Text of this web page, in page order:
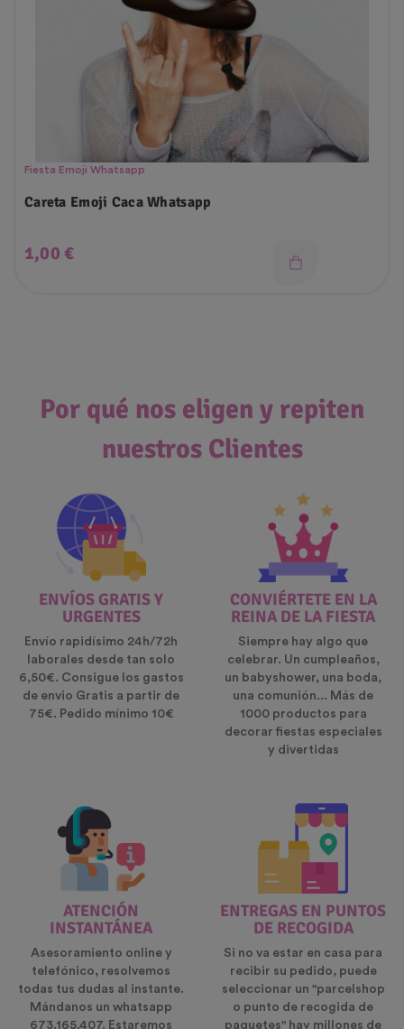
Fiesta Emoji Whatsapp
Careta Emoji Caca Whatsapp
Precio
1,00 €
Por qué nos eligen y repiten
nuestros Clientes
ENVÍOS GRATIS Y
URGENTES
Envío rapidísimo 24h/72h
laborales desde tan solo
6,50€. Consigue los gastos
de envio Gratis a partir de
75€. Pedido mínimo 10€
CONVIÉRTETE EN LA
REINA DE LA FIESTA
Siempre hay algo que
celebrar. Un cumpleaños,
un babyshower, una boda,
una comunión... Más de
1000 productos para
decorar fiestas especiales
y divertidas
ATENCIÓN
INSTANTÁNEA
Asesoramiento online y
telefónico, resolvemos
todas tus dudas al instante.
Mándanos un whatsapp
673.165.407. Estaremos
ENTREGAS EN PUNTOS
DE RECOGIDA
Si no va estar en casa para
recibir su pedido, puede
seleccionar un "parcelshop
o punto de recogida de
paquetes" hay millones de